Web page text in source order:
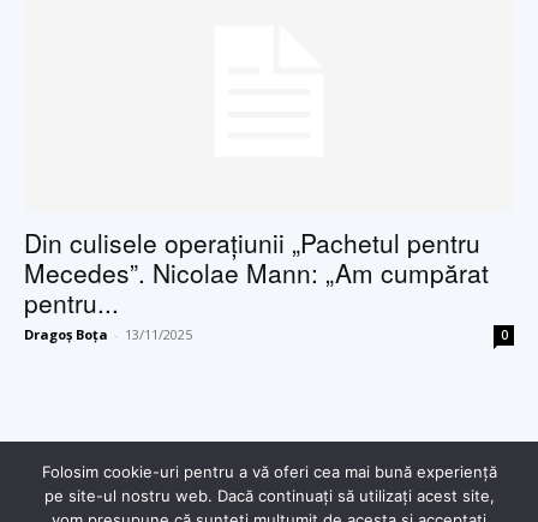
Din culisele operațiunii „Pachetul pentru
Mecedes”. Nicolae Mann: „Am cumpărat
pentru...
Dragoș Boța - 13/11/2025 0
Folosim cookie-uri pentru a vă oferi cea mai bună experiență
pe site-ul nostru web. Dacă continuați să utilizați acest site,